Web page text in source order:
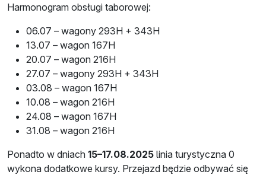
Harmonogram obsługi taborowej:
06.07 – wagony 293H + 343H
13.07 – wagon 167H
20.07 – wagon 216H
27.07 – wagony 293H + 343H
03.08 – wagon 167H
10.08 – wagon 216H
24.08 – wagon 167H
31.08 – wagon 216H
Ponadto w dniach 15–17.08.2025 linia turystyczna 0
wykona dodatkowe kursy. Przejazd będzie odbywać się